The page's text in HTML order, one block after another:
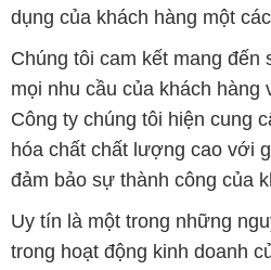
dụng của khách hàng một
Chúng tôi cam kết mang đến
mọi nhu cầu của khách hàng
Công ty chúng tôi hiện cung
hóa chất chất lượng cao với
đảm bảo sự thành công của
Uy tín là một trong những
trong hoạt động kinh doanh